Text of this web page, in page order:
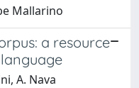
Mallarino
a resource
A. Nava